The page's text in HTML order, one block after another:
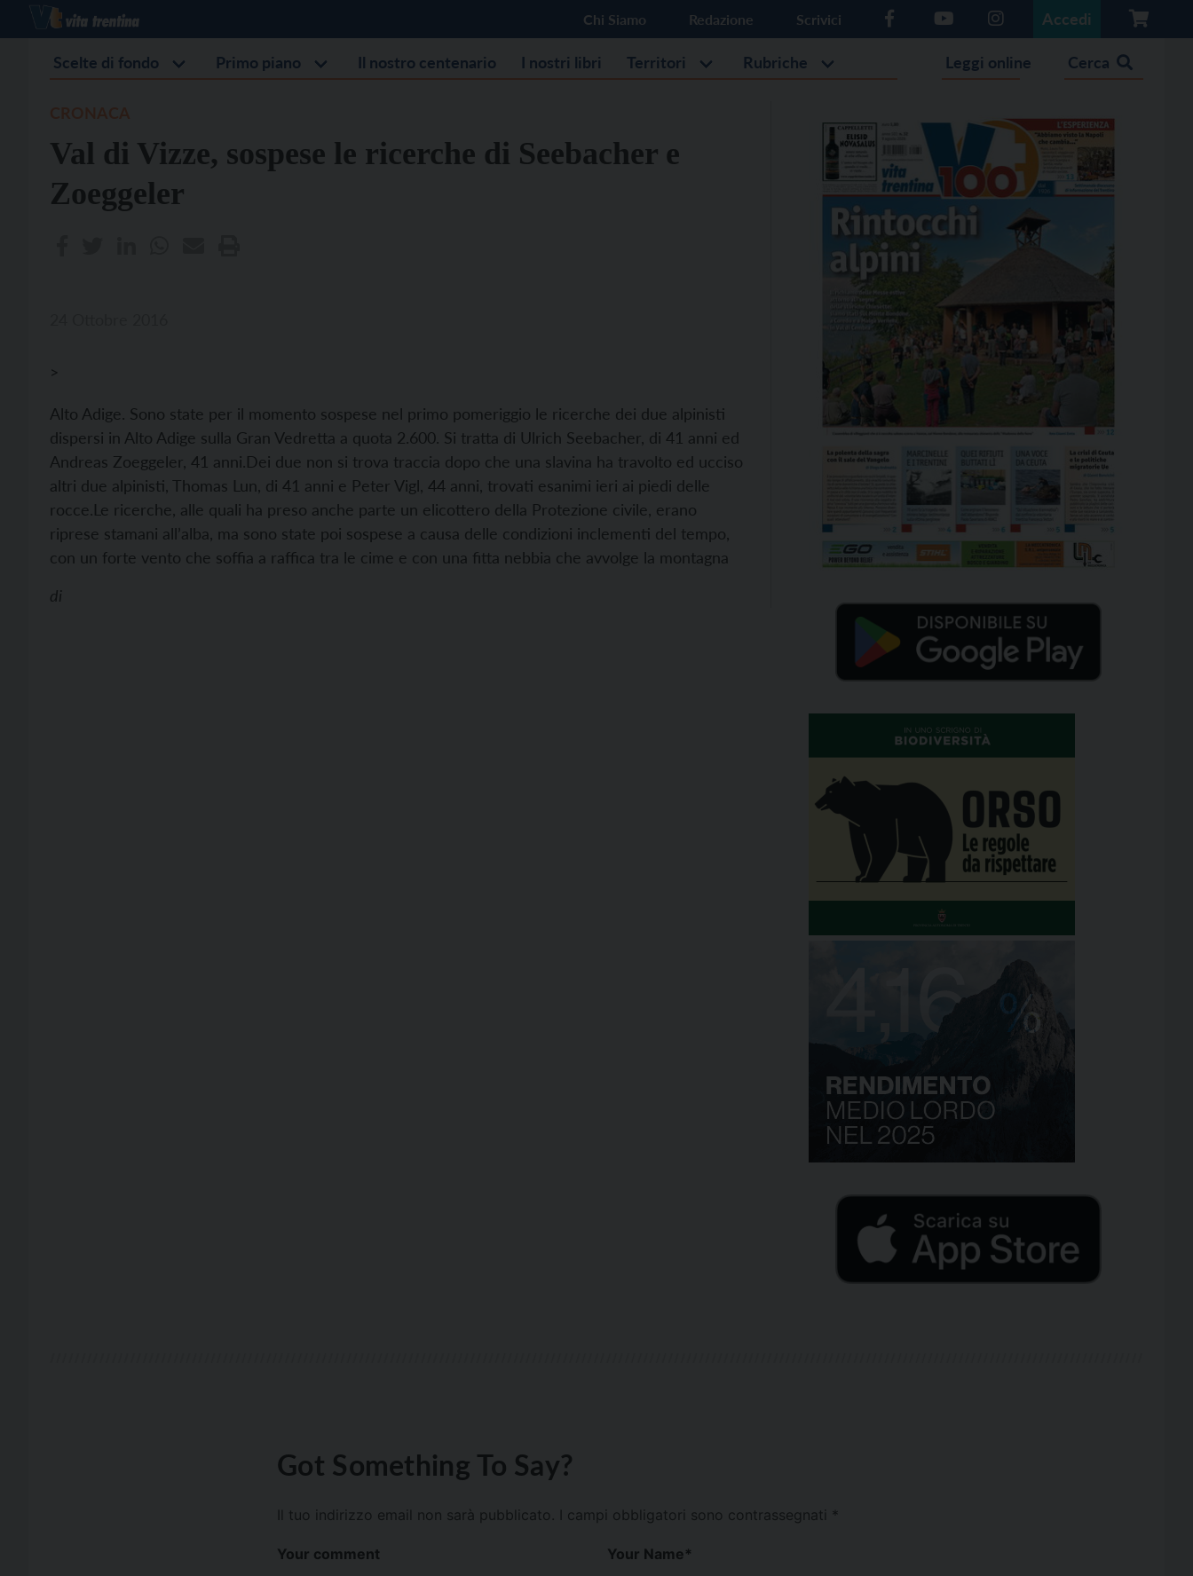
Chi Siamo Redazione Scrivici Accedi
Scelte di fondo Primo piano Il nostro centenario I nostri libri Territori Rubriche Leggi online Cerca
Val di Vizze, sospese le ricerche di Seebacher e
Zoeggeler
>
Alto Adige. Sono state per il momento sospese nel primo pomeriggio le ricerche dei due alpinisti
dispersi in Alto Adige sulla Gran Vedretta a quota 2.600. Si tratta di Ulrich Seebacher, di 41 anni ed
Andreas Zoeggeler, 41 anni.Dei due non si trova traccia dopo che una slavina ha travolto ed ucciso
altri due alpinisti, Thomas Lun, di 41 anni e Peter Vigl, 44 anni, trovati esanimi ieri ai piedi delle
rocce.Le ricerche, alle quali ha preso anche parte un elicottero della Protezione civile, erano
riprese stamani all’alba, ma sono state poi sospese a causa delle condizioni inclementi del tempo,
con un forte vento che soffia a raffica tra le cime e con una fitta nebbia che avvolge la montagna
di
Got Something To Say?
Il tuo indirizzo email non sarà pubblicato. I campi obbligatori sono contrassegnati *
Your comment Your Name*